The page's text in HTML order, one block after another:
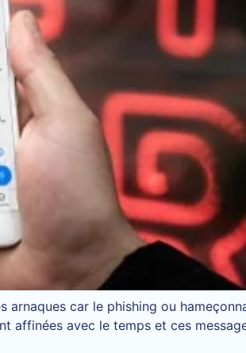
car le phishing ou
affinées avec le temps et ces